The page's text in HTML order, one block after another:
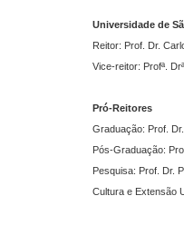
Universidade de
Reitor: Prof. Dr.
Vice-reitor: Profª.
Pró-Reitores
Graduação: Prof.
Pós-Graduação:
Pesquisa: Prof. Dr.
Cultura e Extensão